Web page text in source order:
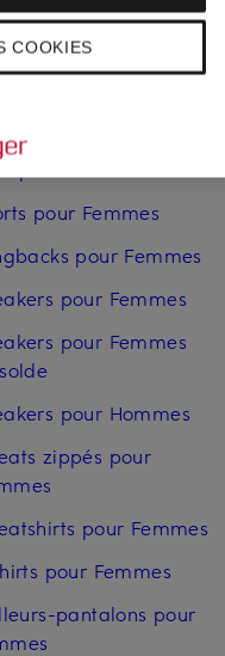
pour Femmes
pour Femmes en
pour Femmes
pour Femmes
pour Femmes
pour Femmes
pour Femmes
pour Femmes
pour Hommes
zippés pour
pour Femmes
pour Femmes
pantalons pour
COOKIES